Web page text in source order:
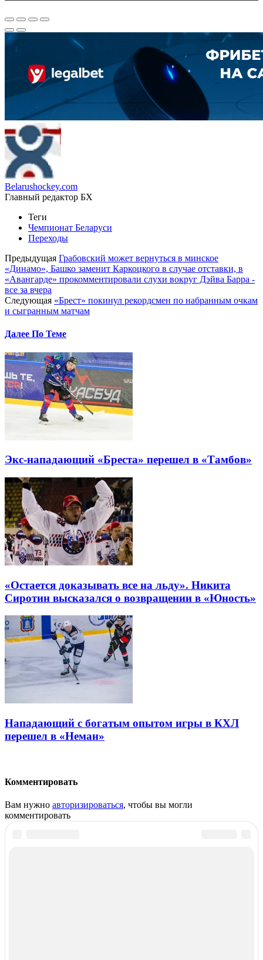
Belarushockey.com
Главный редактор БХ
Теги
Чемпионат Беларуси
Переходы
Предыдущая Грабовский может вернуться в минское
«Динамо», Башко заменит Каркоцкого в случае отставки, в
«Авангарде» прокомментировали слухи вокруг Дэйва Барра -
все за вчера
Следующая «Брест» покинул рекордсмен по набранным очкам
и сыгранным матчам
Далее По Теме
Экс-нападающий «Бреста» перешел в «Тамбов»
«Остается доказывать все на льду». Никита
Сиротин высказался о возвращении в «Юность»
Нападающий с богатым опытом игры в КХЛ
перешел в «Неман»
Комментировать
Вам нужно авторизироваться, чтобы вы могли
комментировать